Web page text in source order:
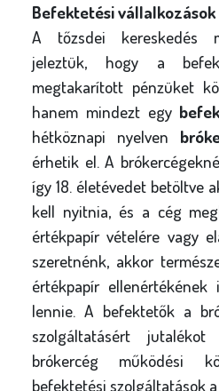
Befektetési
A tőzsdei kereskedés
jeleztük, hogy a
megtakarított pénzüket
hanem mindezt egy
hétköznapi nyelven
érhetik el. A
így 18. életévedet betöltve
kell nyitnia, és a cég
értékpapír vételére vagy
szeretnénk, akkor
értékpapír
lennie. A befektetők a
szolgáltatásért
brókercég működési
befektetési szolgáltatások